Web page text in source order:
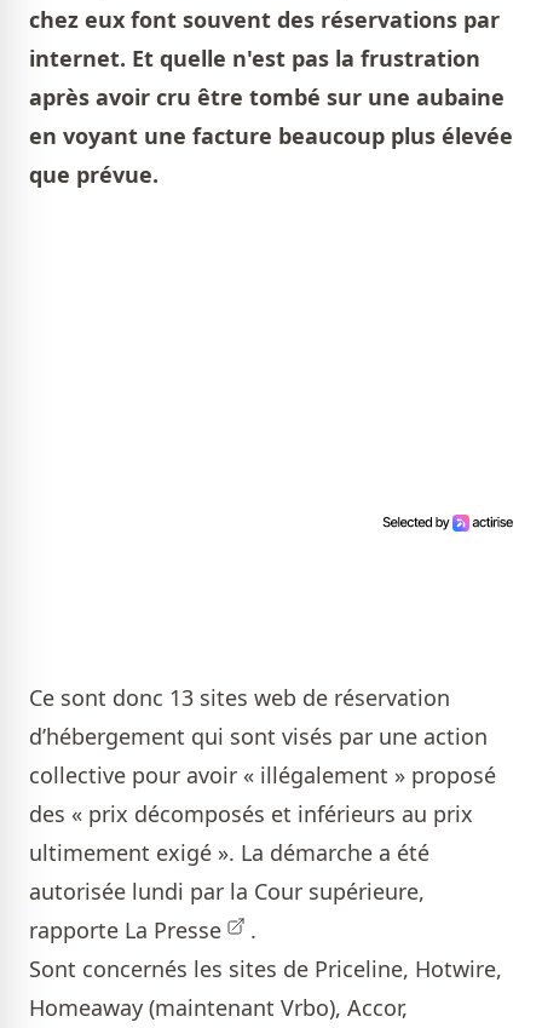
chez eux font souvent des réservations par
internet. Et quelle n'est pas la frustration
après avoir cru être tombé sur une aubaine
en voyant une facture beaucoup plus élevée
que prévue.
Ce sont donc 13 sites web de réservation
d’hébergement qui sont visés par une action
collective pour avoir « illégalement » proposé
des « prix décomposés et inférieurs au prix
ultimement exigé ». La démarche a été
autorisée lundi par la Cour supérieure,
rapporte La Presse
.
Sont concernés les sites de Priceline, Hotwire,
Homeaway (maintenant Vrbo), Accor,